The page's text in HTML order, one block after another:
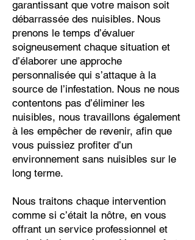
garantissant que votre maison soit
débarrassée des nuisibles. Nous
prenons le temps d’évaluer
soigneusement chaque situation et
d’élaborer une approche
personnalisée qui s’attaque à la
source de l’infestation. Nous ne nous
contentons pas d’éliminer les
nuisibles, nous travaillons également
à les empêcher de revenir, afin que
vous puissiez profiter d’un
environnement sans nuisibles sur le
long terme.
Nous traitons chaque intervention
comme si c’était la nôtre, en vous
offrant un service professionnel et